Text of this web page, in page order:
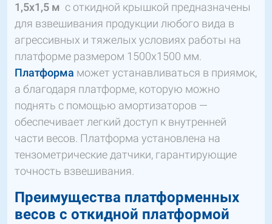
1,5х1,5 м с откидной крышкой предназначены
для взвешивания продукции любого вида в
агрессивных и тяжелых условиях работы на
платформе размером 1500х1500 мм.
Платформа может устанавливаться в приямок,
а благодаря платформе, которую можно
поднять с помощью амортизаторов —
обеспечивает легкий доступ к внутренней
части весов. Платформа установлена ​​на
тензометрические датчики, гарантирующие
точность взвешивания.
Преимущества платформенных
весов с откидной платформой